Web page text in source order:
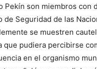
Pekín son miembros con
de Seguridad de las
se muestren
que pudiera percibirse
en el organismo